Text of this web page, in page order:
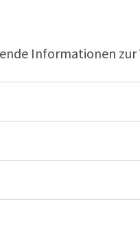
Informationen zur